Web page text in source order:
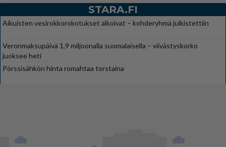
STARA.FI
Aikuisten vesirokkorokotukset alkoivat – kohderyhmä julkistettiin
Veronmaksupäivä 1,9 miljoonalla suomalaisella – viivästyskorko
juoksee heti
Pörssisähkön hinta romahtaa torstaina